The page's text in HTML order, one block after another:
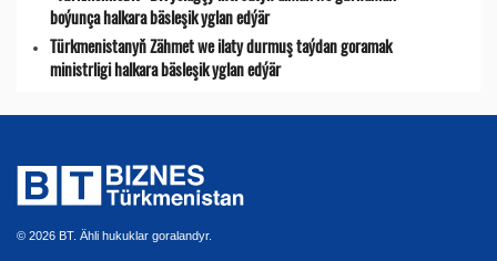
boýunça halkara bäsleşik yglan edýär
Türkmenistanyň Zähmet we ilaty durmuş taýdan goramak
ministrligi halkara bäsleşik yglan edýär
© 2026 BT. Ähli hukuklar goralandyr.